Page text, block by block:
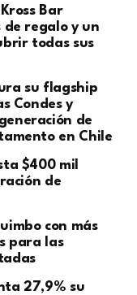
Bar
de regalo y un
todas sus
su flagship
Condes y
de
en Chile
$400 mil
de
con más
para las
27,9% su